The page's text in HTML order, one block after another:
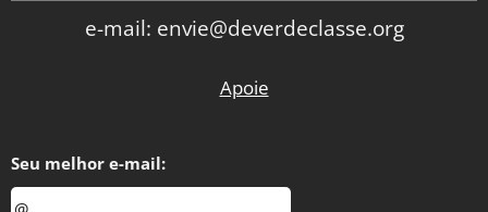
e-mail: envie@deverdeclasse.org
Apoie
Seu melhor e-mail: